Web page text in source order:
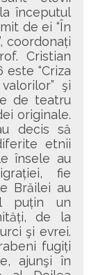
începutul
de ei “În
coordonați
Cristian
este “Criza
şi
de teatru
originale.
decis să
etnii
însele au
fie
Brăilei au
puțin un
de la
şi evrei.
fugiți
ajunşi în